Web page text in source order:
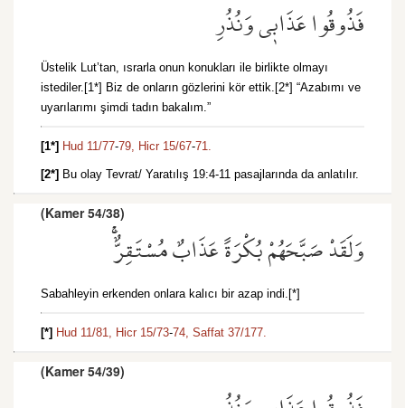
فَذُوقُوا عَذَاب۪ي وَنُذُرِ
Üstelik Lut’tan, ısrarla onun konukları ile birlikte olmayı
istediler.[1*] Biz de onların gözlerini kör ettik.[2*] “Azabımı ve
uyarılarımı şimdi tadın bakalım.”
[1*] Hud 11/77-79, Hicr 15/67-71.
[2*] Bu olay Tevrat/ Yaratılış 19:4-11 pasajlarında da anlatılır.
(Kamer 54/38)
وَلَقَدْ صَبَّحَهُمْ بُكْرَةً عَذَابٌ مُسْتَقِرٌّۚ
Sabahleyin erkenden onlara kalıcı bir azap indi.[*]
[*] Hud 11/81, Hicr 15/73-74, Saffat 37/177.
(Kamer 54/39)